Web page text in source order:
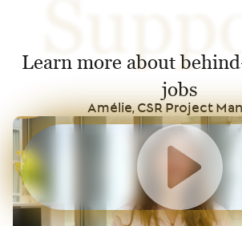
Learn more about
jobs
Amélie, CSR Project